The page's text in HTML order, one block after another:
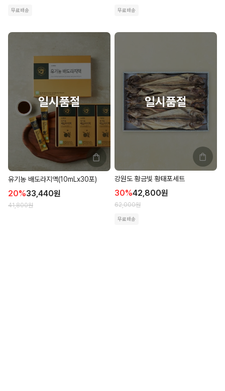
무료배송 무료배송
유기농 배도라지액(10mLx30포)
20%33,440원
41,800원
강원도 황금빛 황태포세트
30%42,800원
62,000원
무료배송